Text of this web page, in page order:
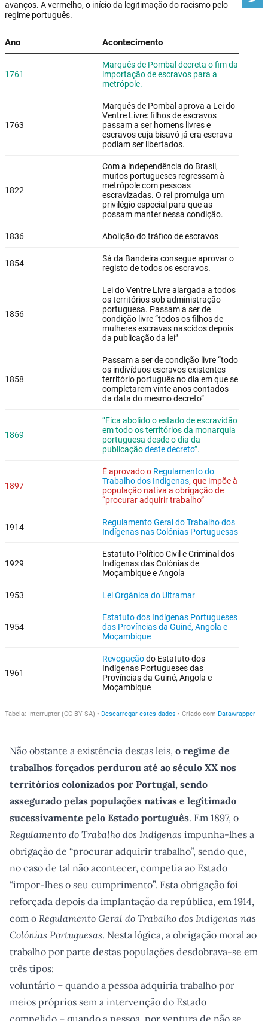
Não obstante a existência destas leis, o regime de
trabalhos forçados perdurou até ao século XX nos
territórios colonizados por Portugal, sendo
assegurado pelas populações nativas e legitimado
sucessivamente pelo Estado português. Em 1897, o
Regulamento do Trabalho dos Indígenas impunha-lhes a
obrigação de “procurar adquirir trabalho”, sendo que,
no caso de tal não acontecer, competia ao Estado
“impor-lhes o seu cumprimento”. Esta obrigação foi
reforçada depois da implantação da república, em 1914,
com o Regulamento Geral do Trabalho dos Indígenas nas
Colónias Portuguesas. Nesta lógica, a obrigação moral ao
trabalho por parte destas populações desdobrava-se em
três tipos:
voluntário – quando a pessoa adquiria trabalho por
meios próprios sem a intervenção do Estado
compelido – quando a pessoa, por ventura de não se